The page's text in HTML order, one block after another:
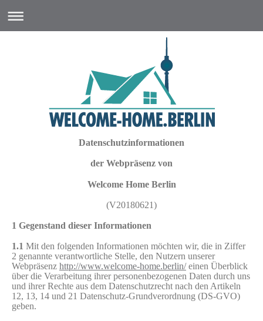
Datenschutzinformationen
der Webpräsenz von
Welcome Home Berlin
(V20180621)
1 Gegenstand dieser Informationen
1.1 Mit den folgenden Informationen möchten wir, die in Ziffer
2 genannte verantwortliche Stelle, den Nutzern unserer
Webpräsenz http://www.welcome-home.berlin/einen Überblick
über die Verarbeitung ihrer personenbezogenen Daten durch uns
und ihrer Rechte aus dem Datenschutzrecht nach den Artikeln
12, 13, 14 und 21 Datenschutz-Grundverordnung (DS-GVO)
geben.